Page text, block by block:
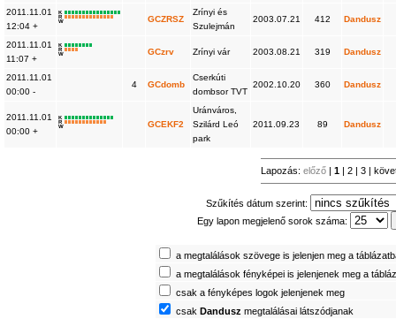
2011.11.01
12:04 +
K
R
W
GCZRSZ
Zrínyi és
Szulejmán
2003.07.21 412 Dandusz
2011.11.01
11:07 +
K
R
W
GCzrv Zrínyi vár 2003.08.21 319 Dandusz
2011.11.01
00:00 -
4 GCdomb
Cserkúti
dombsor TVT
2002.10.20 360 Dandusz
2011.11.01
00:00 +
K
R
W
GCEKF2
Uránváros,
Szilárd Leó
park
2011.09.23 89 Dandusz
Lapozás:előző |1 2 3
Szűkítés dátum szerint:
Egy lapon megjelenő sorok száma:
a megtalálások szövege is jelenjen meg a
a megtalálások fényképei is jelenjenek meg a
csak a fényképes logok jelenjenek meg
csakDandusz megtalálásai látszódjanak